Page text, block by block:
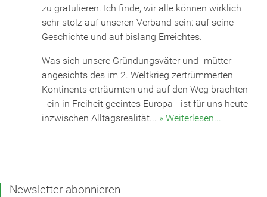
zu gratulieren. Ich finde, wir alle können wirklich
sehr stolz auf unseren Verband sein: auf seine
Geschichte und auf bislang Erreichtes.
Was sich unsere Gründungsväter und -mütter
angesichts des im 2. Weltkrieg zertrümmerten
Kontinents erträumten und auf den Weg brachten
- ein in Freiheit geeintes Europa - ist für uns heute
inzwischen Alltagsrealität... » Weiterlesen...
Newsletter abonnieren